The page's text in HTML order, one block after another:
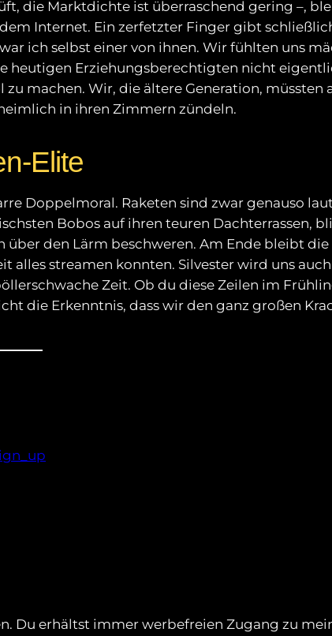
die Marktdichte ist überraschend gering –,
Internet. Ein zerfetzter Finger gibt
ich selbst einer von ihnen. Wir fühlten uns
Erziehungsberechtigten nicht
machen. Wir, die ältere Generation, müssten
in ihren Zimmern zündeln.
Elite
Doppelmoral. Raketen sind zwar genauso
Bobos auf ihren teuren Dachterrassen,
den Lärm beschweren. Am Ende bleibt die
alles streamen konnten. Silvester wird uns
Zeit. Ob du diese Zeilen im
die Erkenntnis, dass wir den ganz großen
Du erhältst immer werbefreien Zugang zu